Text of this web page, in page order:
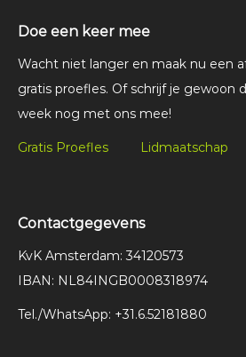
Doe een keer mee
Wacht niet langer en maak nu een
gratis proefles. Of schrijf je gewoon
week nog met ons mee!
Gratis Proefles Lidmaatschap
Contactgegevens
KvK Amsterdam: 34120573
IBAN: NL84INGB0008318974
Tel./WhatsApp: +31.6.52181880